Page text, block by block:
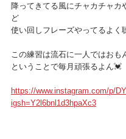
降ってきてる風にチャカチャカ
ど
使い回しフレーズやってるよく
この練習は流石に一人ではおも
ということで毎月頑張るよん💓
https://www.instagram.com/p/
igsh=Y2l6bnl1d3hpaXc3